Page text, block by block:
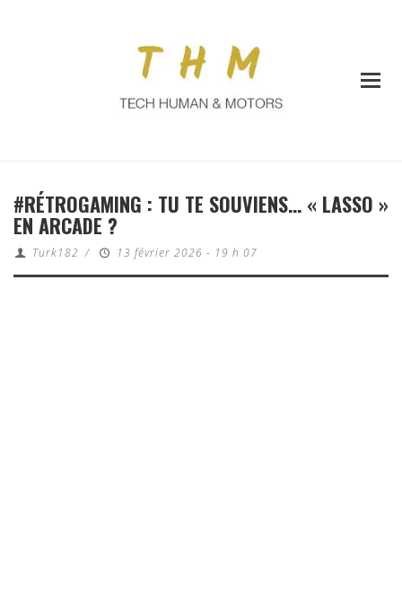
#RÉTROGAMING : TU TE SOUVIENS… « LASSO »
EN ARCADE ?
Turk182 / 13 février 2026 - 19 h 07